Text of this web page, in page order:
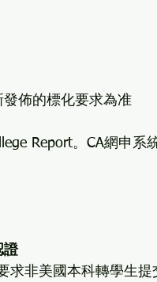
佈的標化要求為准
Report。CA網申
證
求非美國本科轉學生提